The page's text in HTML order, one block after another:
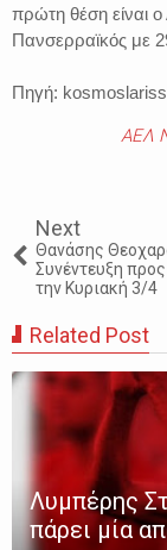
πρώτη θέση είναι
Πανσερραϊκός με
Πηγή:
ΑΕΛ
Next
Θανάσης
Συνέντευξη
την Κυριακή 3/4
Related Post
Λυμπέρης
πάρει μία